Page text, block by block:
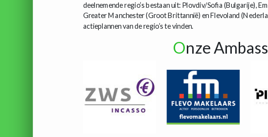
deelnemende regio’s bestaan uit: Plovdiv/Sofia (Bulgarije),
Greater Manchester (Groot Brittannië) en Flevoland
actieplannen van de regio’s te vinden.
Onze